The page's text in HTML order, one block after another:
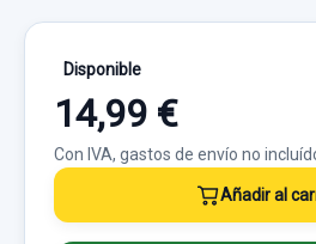
Disponible
14,99 €
Con IVA, gastos de envío no
Añadir al